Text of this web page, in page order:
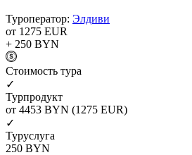
Туроператор: Элдиви
от 1275 EUR
+ 250 BYN
Cтоимость тура
✓
Турпродукт
от 4453 BYN (1275 EUR)
✓
Туруслуга
250 BYN